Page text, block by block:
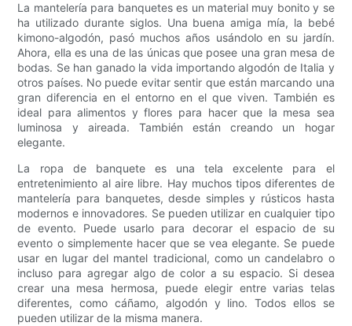
La mantelería para banquetes es un material muy bonito y se
ha utilizado durante siglos. Una buena amiga mía, la bebé
kimono-algodón, pasó muchos años usándolo en su jardín.
Ahora, ella es una de las únicas que posee una gran mesa de
bodas. Se han ganado la vida importando algodón de Italia y
otros países. No puede evitar sentir que están marcando una
gran diferencia en el entorno en el que viven. También es
ideal para alimentos y flores para hacer que la mesa sea
luminosa y aireada. También están creando un hogar
elegante.
La ropa de banquete es una tela excelente para el
entretenimiento al aire libre. Hay muchos tipos diferentes de
mantelería para banquetes, desde simples y rústicos hasta
modernos e innovadores. Se pueden utilizar en cualquier tipo
de evento. Puede usarlo para decorar el espacio de su
evento o simplemente hacer que se vea elegante. Se puede
usar en lugar del mantel tradicional, como un candelabro o
incluso para agregar algo de color a su espacio. Si desea
crear una mesa hermosa, puede elegir entre varias telas
diferentes, como cáñamo, algodón y lino. Todos ellos se
pueden utilizar de la misma manera.